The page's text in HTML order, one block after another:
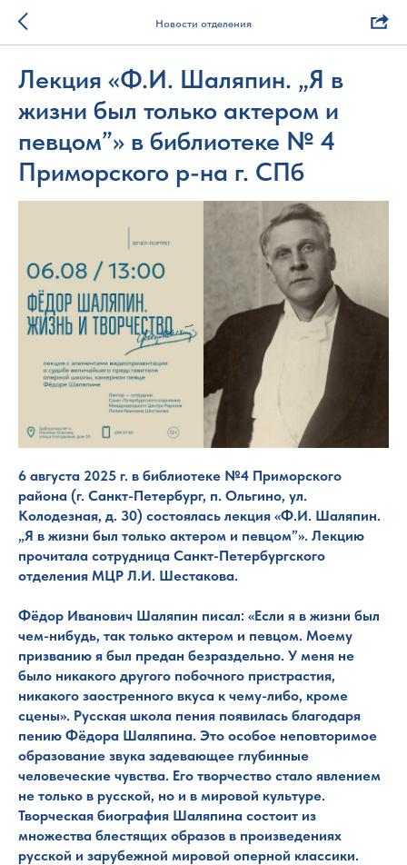
Новости отделения
Лекция «Ф.И. Шаляпин. „Я в
жизни был только актером и
певцом”» в библиотеке № 4
Приморского р-на г. СПб
6 августа 2025 г. в библиотеке №4 Приморского
района (г. Санкт-Петербург, п. Ольгино, ул.
Колодезная, д. 30) состоялась лекция «Ф.И. Шаляпин.
„Я в жизни был только актером и певцом”». Лекцию
прочитала сотрудница Санкт-Петербургского
отделения МЦР Л.И. Шестакова.
Фёдор Иванович Шаляпин писал: «Если я в жизни был
чем-нибудь, так только актером и певцом. Моему
призванию я был предан безраздельно. У меня не
было никакого другого побочного пристрастия,
никакого заостренного вкуса к чему-либо, кроме
сцены». Русская школа пения появилась благодаря
пению Фёдора Шаляпина. Это особое неповторимое
образование звука задевающее глубинные
человеческие чувства. Его творчество стало явлением
не только в русской, но и в мировой культуре.
Творческая биография Шаляпина состоит из
множества блестящих образов в произведениях
русской и зарубежной мировой оперной классики.